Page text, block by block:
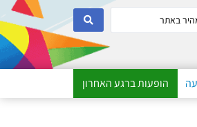
הופעות ברגע האחרון